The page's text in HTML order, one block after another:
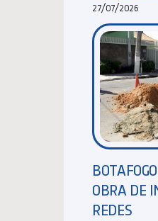
27/07/2026
OBRA DE
REDES